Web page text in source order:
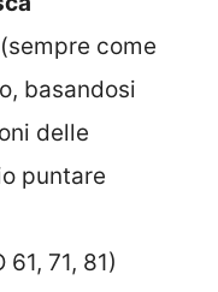
come
basandosi
delle
puntare
71, 81)